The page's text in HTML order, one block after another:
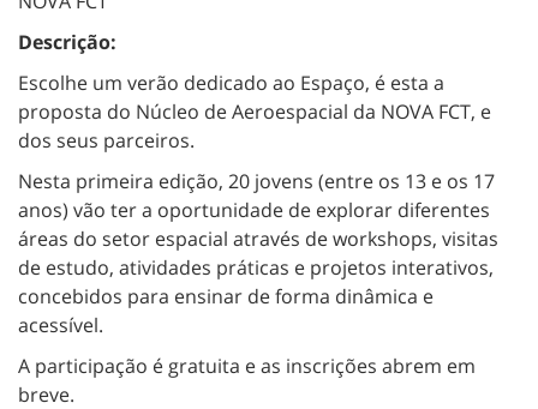
Descrição:
Escolhe um verão dedicado ao Espaço, é esta a
proposta do Núcleo de Aeroespacial da NOVA FCT, e
dos seus parceiros.
Nesta primeira edição, 20 jovens (entre os 13 e os 17
anos) vão ter a oportunidade de explorar diferentes
áreas do setor espacial através de workshops, visitas
de estudo, atividades práticas e projetos interativos,
concebidos para ensinar de forma dinâmica e
acessível.
A participação é gratuita e as inscrições abrem em
breve.